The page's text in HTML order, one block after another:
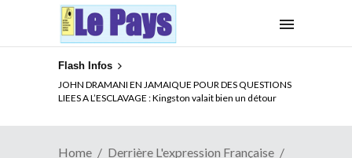
Flash Infos
JOHN DRAMANI EN JAMAIQUE POUR DES QUESTIONS
LIEES A L’ESCLAVAGE : Kingston valait bien un détour
Home
Derrière L'expression Française